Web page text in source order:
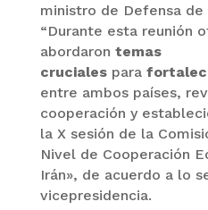
ministro de Defensa de
“Durante esta reunión
abordaron temas
crucialespara
entre ambos países,
cooperación y
la X sesión de la
Nivel de Cooperación
Irán», de acuerdo a lo
vicepresidencia.